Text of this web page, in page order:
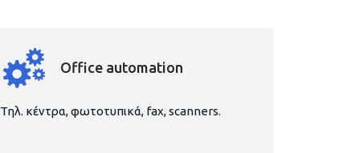
Office automation
Τηλ. κέντρα, φωτοτυπικά, fax, scanners.